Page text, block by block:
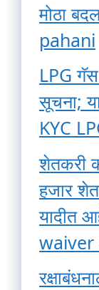
मोठा
pahani
LPG गॅस
सूचना;
KYC
शेतकरी
हजार
यादीत
waiver